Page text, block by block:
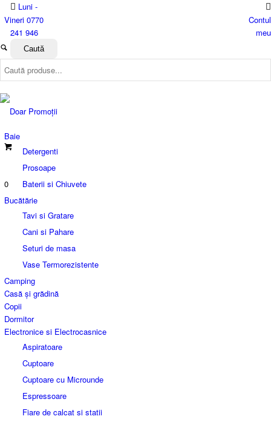
Luni -
Vineri 0770
241 946
Contul
meu
0
Baie
Detergenti
Prosoape
Baterii si Chiuvete
Bucătărie
Tavi si Gratare
Cani si Pahare
Seturi de masa
Vase Termorezistente
Camping
Casă și grădină
Copii
Dormitor
Electronice si Electrocasnice
Aspiratoare
Cuptoare
Cuptoare cu Microunde
Espressoare
Fiare de calcat si statii